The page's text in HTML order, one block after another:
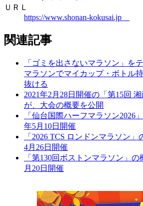
ＵＲＬ
https://www.shonan-kokusai.jp
関連記事
「ゴミを出さないマラソン」を
マラソンでマイカップ・ボトル
抜ける
2021年2月28日開催の「第15回
が、大会の概要を公開
「仙台国際ハーフマラソン2026
年5月10日開催
「2026 TCS ロンドンマラソン
4月26日開催
「第130回ボストンマラソン」
月20日開催